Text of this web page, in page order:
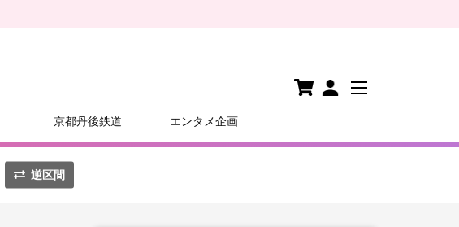
京都丹後鉄道 エンタメ企画
逆区間